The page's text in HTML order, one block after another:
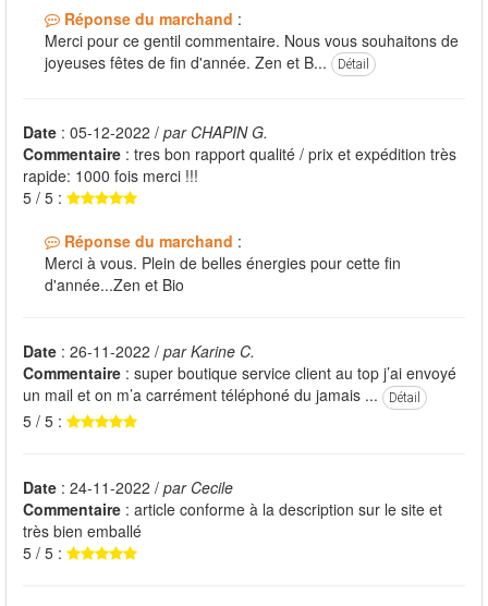
Réponse du marchand :
Merci pour ce gentil commentaire. Nous vous souhaitons de
joyeuses fêtes de fin d'année. Zen et B...
Détail
Date : 05-12-2022 / par CHAPIN G.
Commentaire : tres bon rapport qualité / prix et expédition très
rapide: 1000 fois merci !!!
5 / 5 :
Réponse du marchand :
Merci à vous. Plein de belles énergies pour cette fin
d'année...Zen et Bio
Date : 26-11-2022 / par Karine C.
Commentaire : super boutique service client au top j’ai envoyé
un mail et on m’a carrément téléphoné du jamais ...
Détail
5 / 5 :
Date : 24-11-2022 / par Cecile
Commentaire : article conforme à la description sur le site et
très bien emballé
5 / 5 :